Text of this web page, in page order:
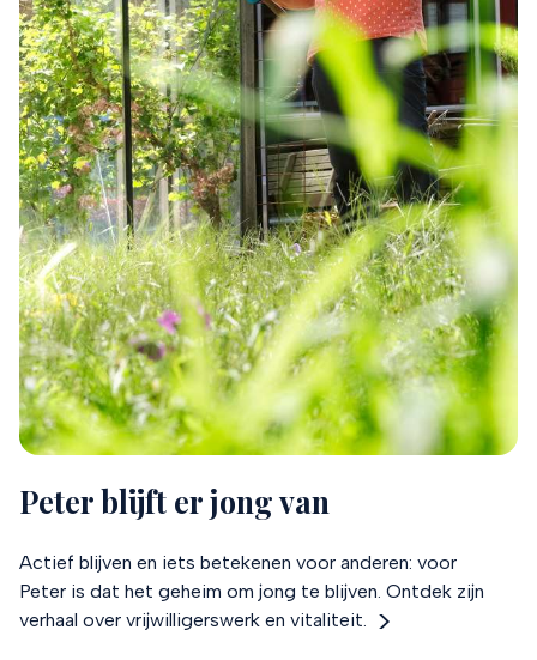
Peter blijft er jong van
Actief blijven en iets betekenen voor anderen: voor
Peter is dat het geheim om jong te blijven. Ontdek zijn
verhaal over vrijwilligerswerk en vitaliteit.